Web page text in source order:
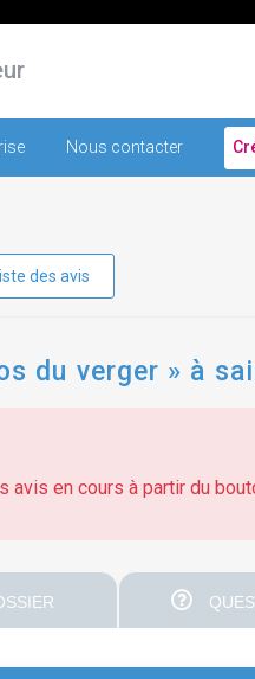
Nous contacter
des avis
du verger » à
en cours à partir du